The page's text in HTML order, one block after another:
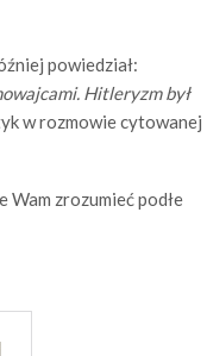
powiedział:
Hitleryzm był
w rozmowie cytowanej
Wam zrozumieć podłe